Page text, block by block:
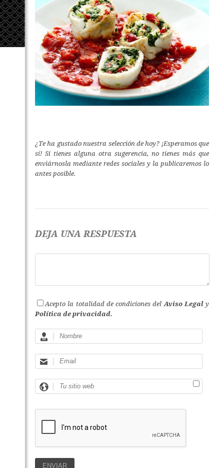
¿Te ha gustado nuestra selección de hoy? ¡Esperamos que
sí! Si tienes alguna otra sugerencia, no tienes más que
enviárnosla mediante redes sociales y la publicaremos lo
antes posible.
DEJA UNA RESPUESTA
Acepto la totalidad de condiciones delAviso Legaly
Política de privacidad.